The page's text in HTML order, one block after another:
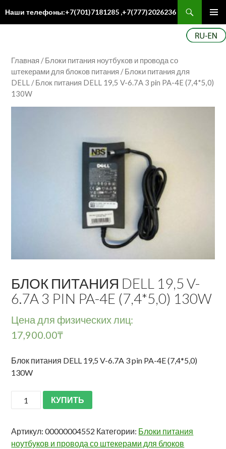
Наши телефоны:+7(701)7181285 ,+7(777)2026236
Главная /Блоки питания ноутбуков и провода со
штекерами для блоков питания /Блоки питания для
DELL / Блок питания DELL 19,5 V-6.7A 3 pin PA-4E (7,4*5,0)
130W
БЛОК ПИТАНИЯ DELL 19,5 V-
6.7A 3 PIN PA-4E (7,4*5,0) 130W
Цена для физических лиц:
17,900.00₸
Блок питания DELL 19,5 V-6.7A 3 pin PA-4E (7,4*5,0)
130W
КУПИТЬ
Артикул:00000004552 Категории: Блоки питания
ноутбуков и провода со штекерами для блоков